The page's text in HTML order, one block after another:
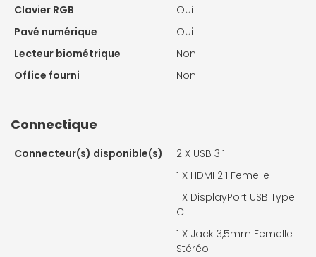
Clavier RGB
Oui
Pavé numérique
Oui
Lecteur biométrique
Non
Office fourni
Non
Connectique
Connecteur(s) disponible(s) 2 X USB 3.1
1 X HDMI 2.1 Femelle
1 X DisplayPort USB Type
C
1 X Jack 3,5mm Femelle
Stéréo